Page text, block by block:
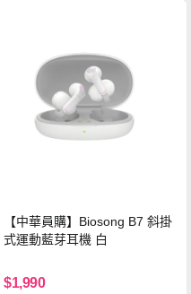
【中華員購】Biosong B7 斜掛
式運動藍芽耳機 白
$1,990